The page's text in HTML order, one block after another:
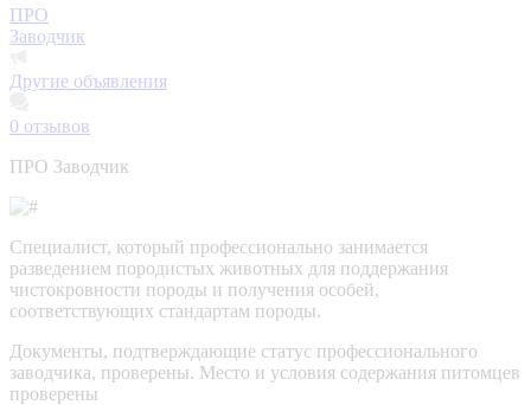
ПРО
Заводчик
Другие объявления
0 отзывов
ПРО Заводчик
Специалист, который профессионально занимается
разведением породистых животных для поддержания
чистокровности породы и получения особей,
соответствующих стандартам породы.
Документы, подтверждающие статус профессионального
заводчика, проверены. Место и условия содержания питомцев
проверены